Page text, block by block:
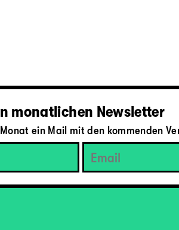
monatlichen Newsletter
ein Mail mit den kommenden